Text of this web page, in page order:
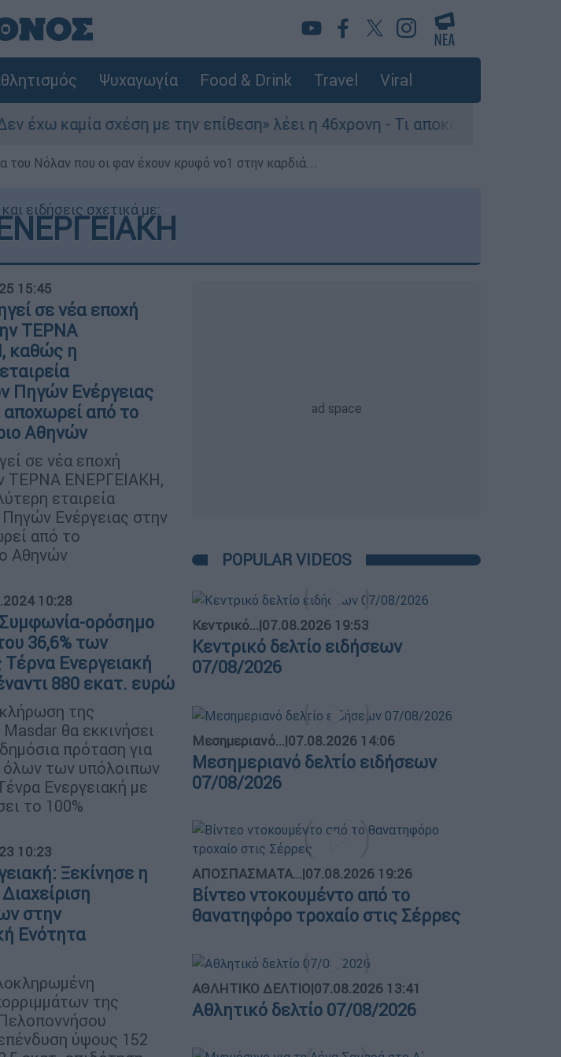
Ψυχαγωγία Food & Drink Travel Viral
με την επίθεση» λέει η 46χρονη - Τι αποκάλυψε στους αστυνομικούς
του Νόλαν που οι φαν έχουν κρυφό νο1 στην καρδιά...
ειδήσεις σχετικά με:
15:45
σε νέα εποχή
TEΡΝΑ
καθώς η
Πηγών Ενέργειας
από το
Αθηνών
σε νέα εποχή
TEΡΝΑ ΕΝΕΡΓΕΙΑΚΗ,
εταιρεία
Ενέργειας στην
από το
Αθηνών
10:28
ορόσημο
36,6% των
Ενεργειακή
880 εκατ. ευρώ
της
θα εκκινήσει
πρόταση για
όλων των υπόλοιπων
Ενεργειακή με
το 100%
10:23
Ξεκίνησε η
στην
Ενότητα
της
ύψους 152
POPULAR VIDEOS
Κεντρικό...|07.08.2026 19:53
Κεντρικό δελτίο ειδήσεων
07/08/2026
Μεσημεριανό...|07.08.2026 14:06
Μεσημεριανό δελτίο ειδήσεων
07/08/2026
ΑΠΟΣΠΑΣΜΑΤΑ...|07.08.2026 19:26
Βίντεο ντοκουμέντο από το
θανατηφόρο τροχαίο στις Σέρρες
ΑΘΛΗΤΙΚΟ ΔΕΛΤΙΟ|07.08.2026 13:41
Αθλητικό δελτίο 07/08/2026